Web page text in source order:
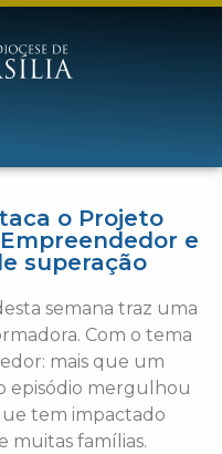
o Projeto
e
superação
semana traz uma
Com o tema
mais que um
episódio mergulhou
tem impactado
muitas famílias.